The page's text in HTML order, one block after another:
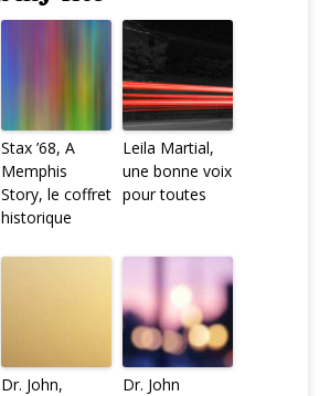
Stax ’68, A
Memphis
Story, le coffret
historique
Leila Martial,
une bonne voix
pour toutes
Dr. John,
Dr. John